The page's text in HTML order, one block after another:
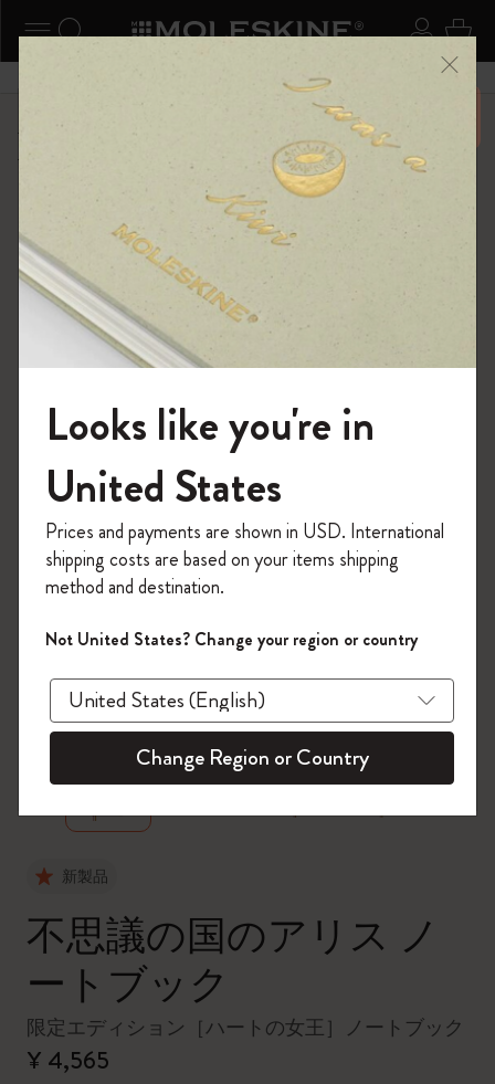
ナビゲーションの切替 ログ
検索 (キーワードなど) カ
6,500円以上のご購入で送料無料 メニ
ーを閉じる
ショップ
「Alice's Adventures in Wonderland」コレクション
zoom.cta
新製品
不思議の国のアリス ノ
ートブック
限定エディション［ハートの女王］ノートブック
¥ 4,565
モレスキンの世界へようこそ
「WELCOME10」を入力すると、初回注
文が10%オフ＋送料無料になります。セ
ール・アウトレット品は適用外。
Moleskineアカウントを作成して限定オフ
ァーや会員特典、さらに多くのインスピ
レーションを手に入れましょう。
今すぐ会員登録 !
Looks like you're in
United States
Prices and payments are shown in USD. International
shipping costs are based on your items shipping
method and destination.
Not United States? Change your region or country
Change Region or Country